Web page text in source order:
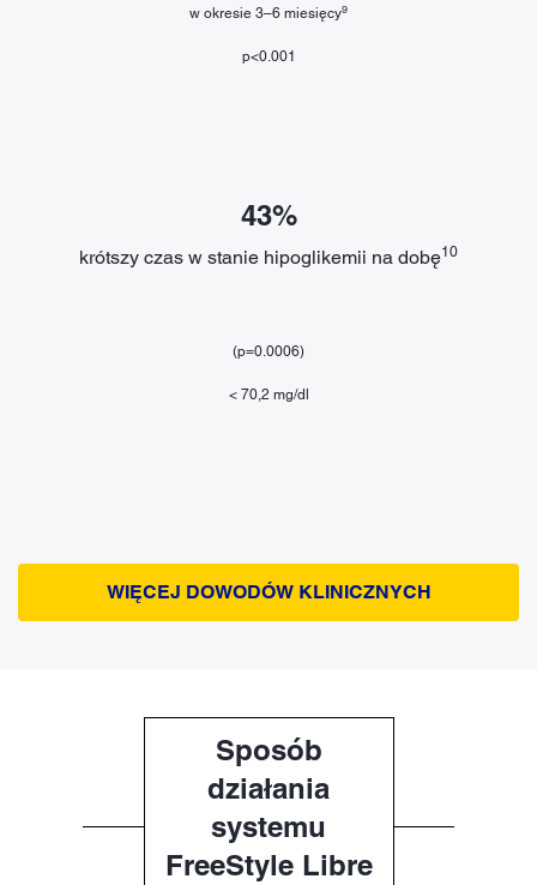
w okresie 3–6 miesięcy9
p<0.001
43%
krótszy czas w stanie hipoglikemii na dobę10
(p=0.0006)
< 70,2 mg/dl
WIĘCEJ DOWODÓW KLINICZNYCH
Sposób
działania
systemu
FreeStyle Libre